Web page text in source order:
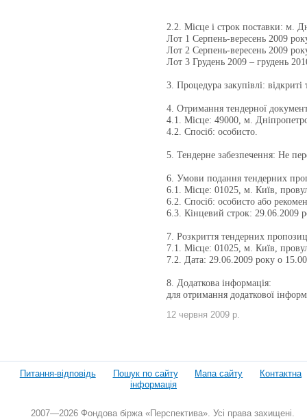
2.2. Місце і строк поставки: м.
Лот 1 Серпень-вересень 2009
Лот 2 Серпень-вересень 2009
Лот 3 Грудень 2009 – грудень
3. Процедура закупівлі: відкриті
4. Отримання тендерної
4.1. Місце: 49000, м.
4.2. Спосіб: особисто.
5. Тендерне забезпечення: Не
6. Умови подання тендерних
6.1. Місце: 01025, м. Київ,
6.2. Спосіб: особисто або
6.3. Кінцевий строк: 29.06.2009
7. Розкриття тендерних
7.1. Місце: 01025, м. Київ,
7.2. Дата: 29.06.2009 року о
8. Додаткова інформація:
для отримання додаткової
12 червня 2009 р.
Питання-відповідь Пошук по сайту Мапа сайту
Контактна
інформація
2007—2026 Фондова біржа «Перспектива». Усі права захищені.